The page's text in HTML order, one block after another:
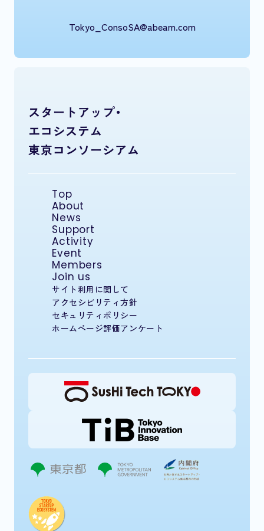
Tokyo_ConsoSA@abeam.com
スタートアップ・
エコシステム
東京コンソーシアム
Top
About
News
Support
Activity
Event
Members
Join us
サイト利用に関して
アクセシビリティ方針
セキュリティポリシー
ホームページ評価アンケート